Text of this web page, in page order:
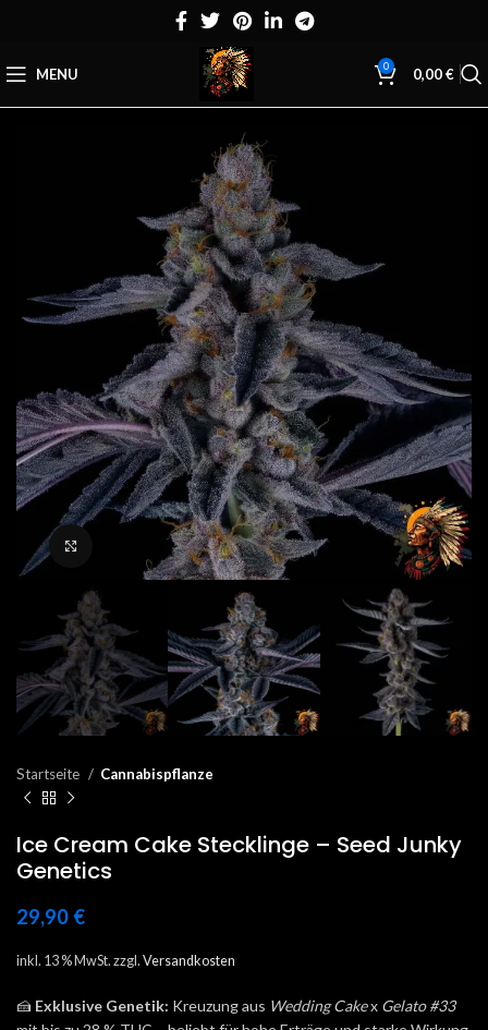
MENU 0 0,00€
Click to enlarge
Startseite Cannabispflanze
Ice Cream Cake Stecklinge – Seed Junky
Genetics
29,90 €
inkl. 13 % MwSt. zzgl. Versandkosten
🍰 Exklusive Genetik: Kreuzung aus Wedding Cakex Gelato #33